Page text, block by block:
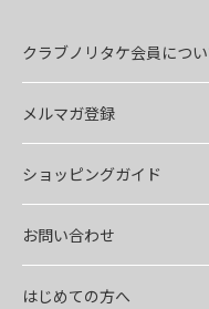
クラブノリタケ会員につ
メルマガ登録
ショッピングガイド
お問い合わせ
はじめての方へ